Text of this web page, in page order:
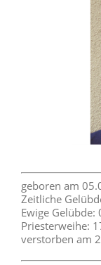
geboren am
Zeitliche
Ewige Gelübde:
Priesterweihe:
verstorben am